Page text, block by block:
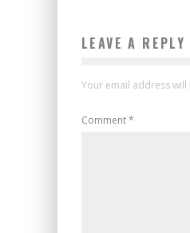
LEAVE A REPLY
Your email address
Comment*